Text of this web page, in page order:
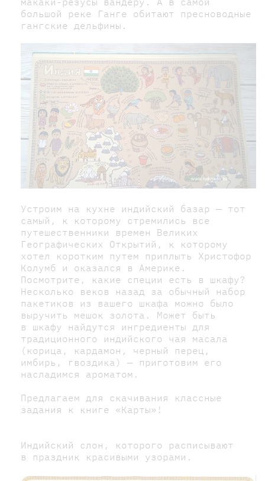
большой реке Ганге обитают пресноводные
гангские дельфины.
Устроим на кухне индийский базар — тот
самый, к которому стремились все
путешественники времен Великих
Географических Открытий, к которому
хотел коротким путем приплыть Христофор
Колумб и оказался в Америке.
Посмотрите, какие специи есть в шкафу?
Несколько веков назад за обычный набор
пакетиков из вашего шкафа можно было
выручить мешок золота. Может быть
в шкафу найдутся ингредиенты для
традиционного индийского чая масала
(корица, кардамон, черный перец,
имбирь, гвоздика) — приготовим его
насладимся ароматом.
Предлагаем для скачивания классные
задания к книге «Карты»!
Индийский слон, которого расписывают
в праздник красивыми узорами.